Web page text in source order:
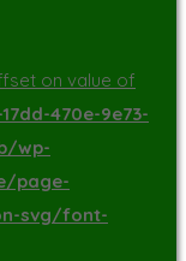
on value of
470e-9e73-
wp-
page-
svg/font-